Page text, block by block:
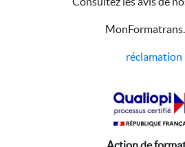
réclamation